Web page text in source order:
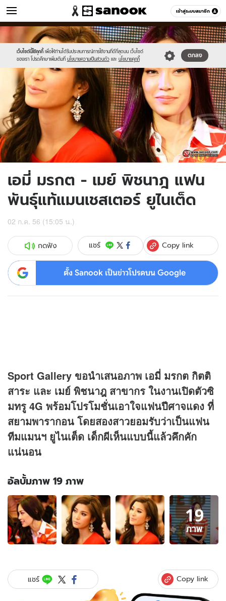
เข้าสู่ระบบสมาชิก
ข่าว หมวดอื่นๆ
เว็บไซต์นี้ใช้คุกกี้ เพื่อให้ท่านได้รับประสบการณ์การใช้งานที่ดีที่สุดบน เว็บไซต์
ของเรา โปรดศึกษาเพิ่มเติมที่ นโยบายความเป็นส่วนตัว และ นโยบายคุกกี้
ตกลง
Sanook
//s.isanook.com/sr/0/images/logo-
new-
sanook.png
//s.isanook.com/ns/0/ud/238/1194885/10.jpg
เอมี่ มรกต - เมย์ พิชนาฎ แฟน
พันธุ์แท้แมนเชสเตอร์ ยูไนเต็ด
02 ก.ค. 56 (15:05 น.)
กดฟัง แชร์ Copy link
ตั้ง Sanook เป็นข่าวโปรดบน Google
Sport Gallery ขอนำเสนอภาพ เอมี่ มรกต กิตติ
สาระ และ เมย์ พิชนาฎ สาขากร ในงานเปิดตัวซิ
มทรู 4G พร้อมโปรโมชั่นเอาใจแฟนปีศาจแดง ที่
สยามพารากอน โดยสองสาวยอมรับว่าเป็นแฟน
ทีมแมนฯ ยูไนเต็ด เด็กผีเห็นแบบนี้แล้วคึกคัก
แน่นอน
อัลบั้มภาพ 19 ภาพ
อัลบั้ม
ภาพ
19
ภาพ
ของ
มรกต
-
19
ภาพ
แชร์ Copy link